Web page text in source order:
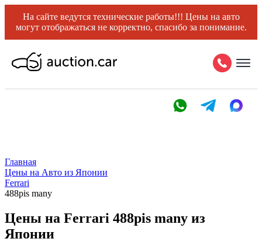
На сайте ведутся технические работы!!! Цены на авто
могут отображаться не корректно, спасибо за понимание.
Главная
Цены на Авто из Японии
Ferrari
488pis many
Цены на Ferrari 488pis many из
Японии